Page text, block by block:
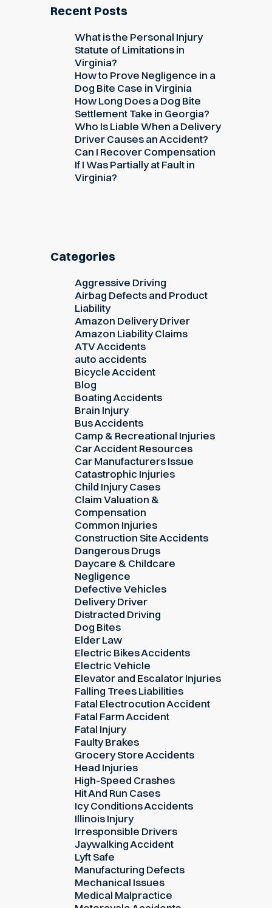
Recent Posts
What is the Personal Injury
Statute of Limitations in
Virginia?
How to Prove Negligence in a
Dog Bite Case in Virginia
How Long Does a Dog Bite
Settlement Take in Georgia?
Who Is Liable When a Delivery
Driver Causes an Accident?
Can I Recover Compensation
If I Was Partially at Fault in
Virginia?
Categories
Aggressive Driving
Airbag Defects and Product
Liability
Amazon Delivery Driver
Amazon Liability Claims
ATV Accidents
auto accidents
Bicycle Accident
Blog
Boating Accidents
Brain Injury
Bus Accidents
Camp & Recreational Injuries
Car Accident Resources
Car Manufacturers Issue
Catastrophic Injuries
Child Injury Cases
Claim Valuation &
Compensation
Common Injuries
Construction Site Accidents
Dangerous Drugs
Daycare & Childcare
Negligence
Defective Vehicles
Delivery Driver
Distracted Driving
Dog Bites
Elder Law
Electric Bikes Accidents
Electric Vehicle
Elevator and Escalator Injuries
Falling Trees Liabilities
Fatal Electrocution Accident
Fatal Farm Accident
Fatal Injury
Faulty Brakes
Grocery Store Accidents
Head Injuries
High-Speed Crashes
Hit And Run Cases
Icy Conditions Accidents
Illinois Injury
Irresponsible Drivers
Jaywalking Accident
Lyft Safe
Manufacturing Defects
Mechanical Issues
Medical Malpractice